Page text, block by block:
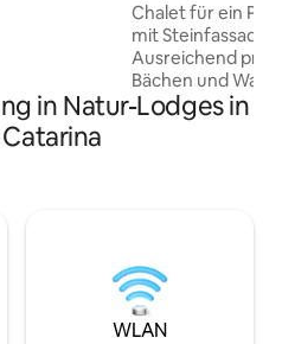
Chalet für ein
mit Steinfassade
Ausreichend
Bächen und
und in der
für
mit Holz, neuer
Herd (2
Wasserkocher
Mixer und Föhn.
in Natur-Lodges in
WLAN